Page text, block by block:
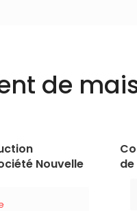
de
Nouvelle